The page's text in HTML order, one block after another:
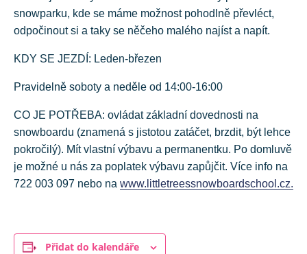
snowparku, kde se máme možnost pohodlně převléct,
odpočinout si a taky se něčeho malého najíst a napít.
KDY SE JEZDÍ: Leden-březen
Pravidelně soboty a neděle od 14:00-16:00
CO JE POTŘEBA: ovládat základní dovednosti na
snowboardu (znamená s jistotou zatáčet, brzdit, být lehce
pokročilý). Mít vlastní výbavu a permanentku. Po domluvě
je možné u nás za poplatek výbavu zapůjčit. Více info na
722 003 097 nebo na www.littletreessnowboardschool.cz.
Přidat do kalendáře